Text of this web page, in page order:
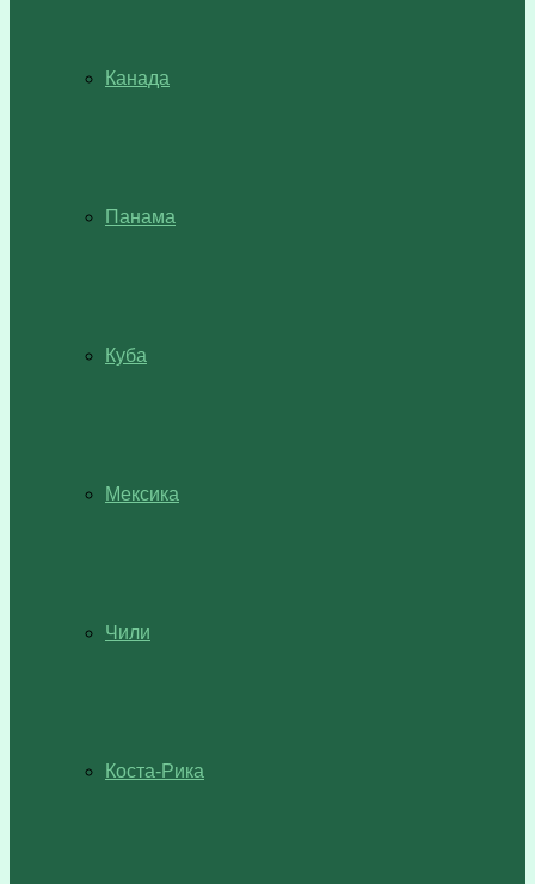
Канада
Панама
Куба
Мексика
Чили
Коста-Рика